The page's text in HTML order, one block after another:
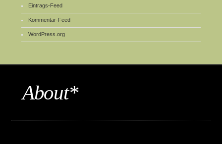
Eintrags-Feed
Kommentar-Feed
WordPress.org
About*